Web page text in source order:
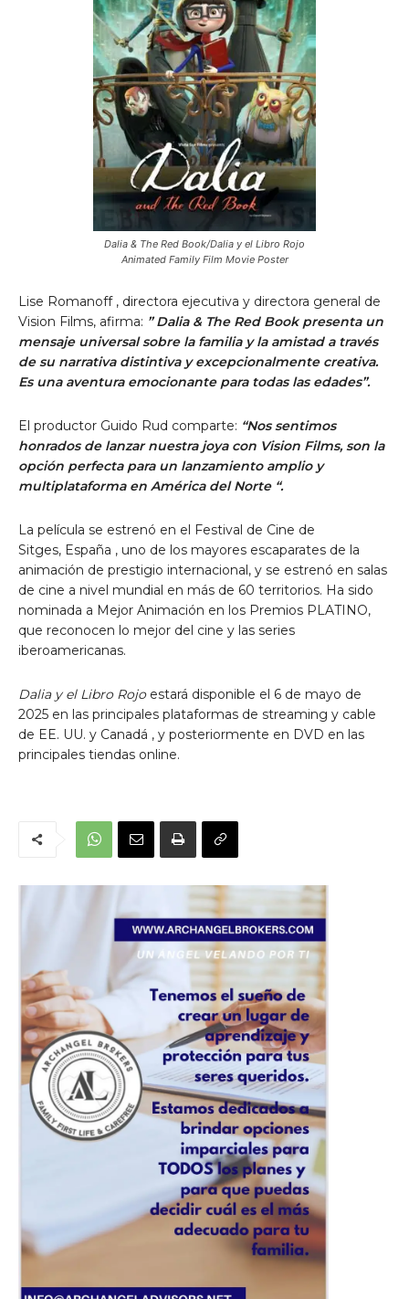
Dalia & The Red Book/Dalia y el Libro Rojo
Animated Family Film Movie Poster
Lise Romanoff, directora ejecutiva y directora general de
Vision Films, afirma: ”Dalia & The Red Book presenta un
mensaje universal sobre la familia y la amistad a través
de su narrativa distintiva y excepcionalmente creativa.
Es una aventura emocionante para todas las edades”.
El productor Guido Rud comparte: “Nos sentimos
honrados de lanzar nuestra joya con Vision Films, son la
opción perfecta para un lanzamiento amplio y
multiplataforma en América del Norte“.
La película se estrenó en el Festival de Cine de
Sitges, España , uno de los mayores escaparates de la
animación de prestigio internacional, y se estrenó en salas
de cine a nivel mundial en más de 60 territorios. Ha sido
nominada a Mejor Animación en los Premios PLATINO,
que reconocen lo mejor del cine y las series
iberoamericanas.
Dalia y el Libro Rojoestará disponible el 6 de mayo de
2025 en las principales plataformas de streaming y cable
de EE. UU. y Canadá , y posteriormente en DVD en las
principales tiendas online.